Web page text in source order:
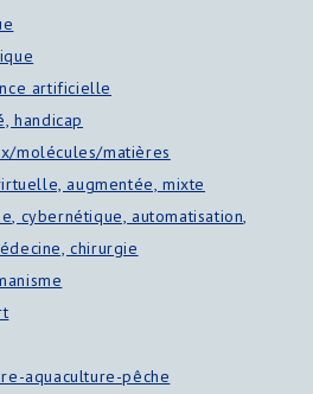
artificielle
handicap
molécules/matières
augmentée, mixte
cybernétique, automatisation,
chirurgie
aquaculture-pêche